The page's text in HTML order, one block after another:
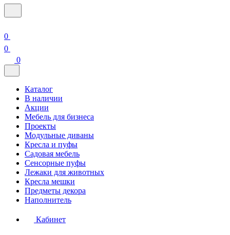
0
0
0
Каталог
В наличии
Акции
Мебель для бизнеса
Проекты
Модульные диваны
Кресла и пуфы
Садовая мебель
Сенсорные пуфы
Лежаки для животных
Кресла мешки
Предметы декора
Наполнитель
Кабинет